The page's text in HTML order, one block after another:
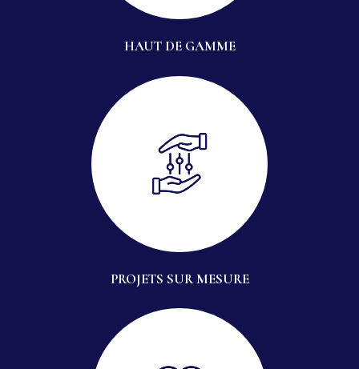
HAUT DE GAMME
PROJETS SUR MESURE